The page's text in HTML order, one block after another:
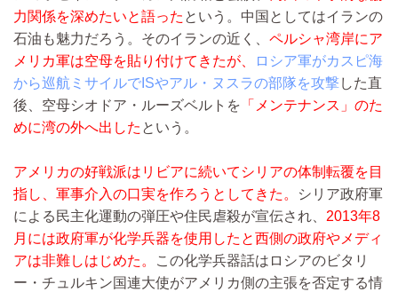
力関係を深めたいと語った という。中国としてはイランの
石油も魅力だろう。そのイランの近く、 ペルシャ湾岸にア
メリカ軍は空母を貼り付けてきたが、
ロシア軍がカスピ海
から巡航ミサイルでISやアル・ヌスラの部隊を攻撃した直
後、空母シオドア・ルーズベルトを 「メンテナンス」のた
めに湾の外へ出した という。
アメリカの好戦派はリビアに続いてシリアの体制転覆を目
指し、軍事介入の口実を作ろうとしてきた。
シリア政府軍
による民主化運動の弾圧や住民虐殺が宣伝され、 2013年8
月には政府軍が化学兵器を使用したと西側の政府やメディ
アは非難しはじめた。
この化学兵器話はロシアのビタリ
ー・チュルキン国連大使がアメリカ側の主張を否定する情